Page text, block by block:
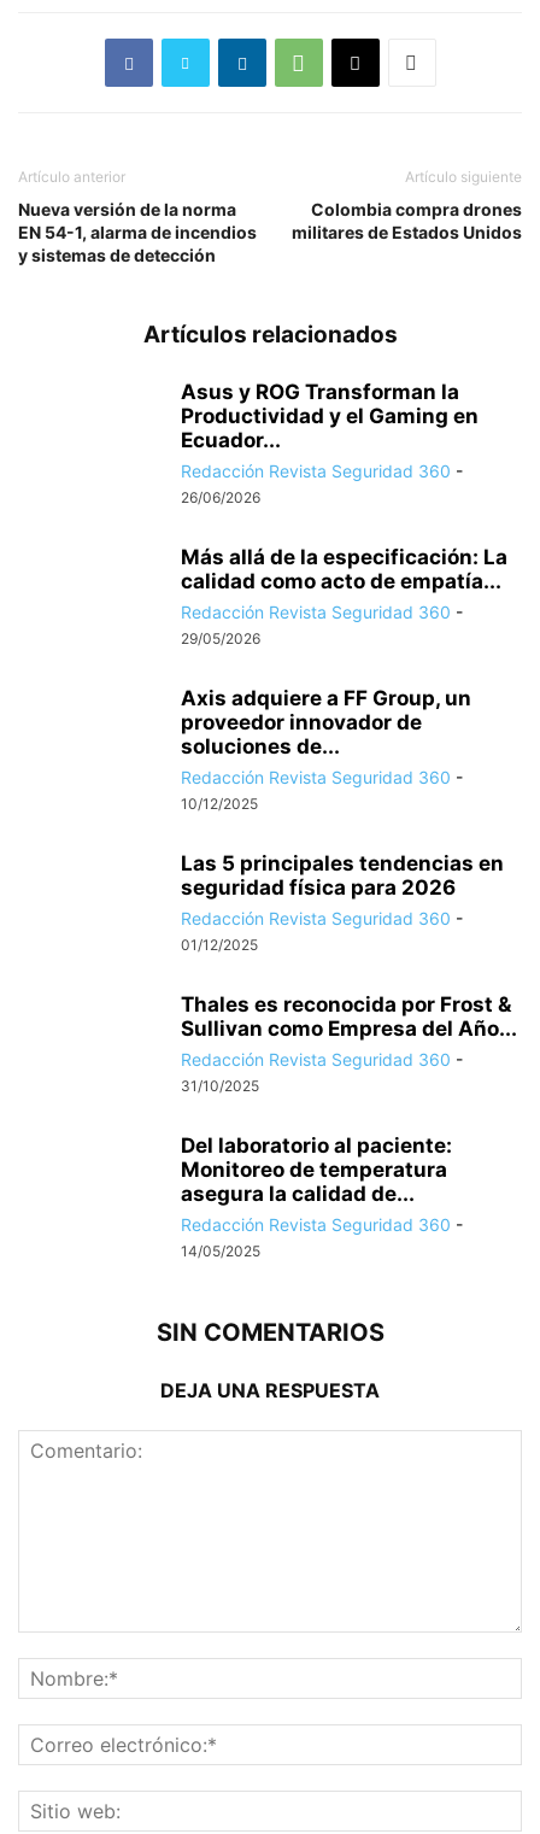
Artículo anterior
Nueva versión de la norma
EN 54-1, alarma de incendios
y sistemas de detección
Artículo siguiente
Colombia compra drones
militares de Estados Unidos
Artículos relacionados
Asus y ROG Transforman la
Productividad y el Gaming en
Ecuador...
Redacción Revista Seguridad 360 -
26/06/2026
Más allá de la especificación: La
calidad como acto de empatía...
Redacción Revista Seguridad 360 -
29/05/2026
Axis adquiere a FF Group, un
proveedor innovador de
soluciones de...
Redacción Revista Seguridad 360 -
10/12/2025
Las 5 principales tendencias en
seguridad física para 2026
Redacción Revista Seguridad 360 -
01/12/2025
Thales es reconocida por Frost &
Sullivan como Empresa del Año...
Redacción Revista Seguridad 360 -
31/10/2025
Del laboratorio al paciente:
Monitoreo de temperatura
asegura la calidad de...
Redacción Revista Seguridad 360 -
14/05/2025
SIN COMENTARIOS
DEJA UNA RESPUESTA